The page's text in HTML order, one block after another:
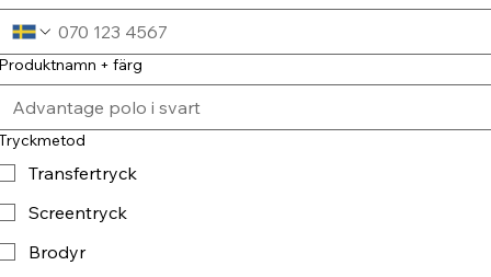
+ färg
Transfertryck
Screentryck
Brodyr